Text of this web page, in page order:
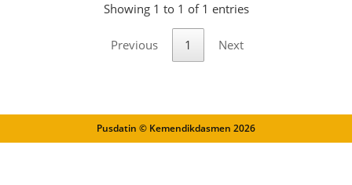
Showing 1 to 1 of 1 entries
Previous 1 Next
Pusdatin © Kemendikdasmen 2026